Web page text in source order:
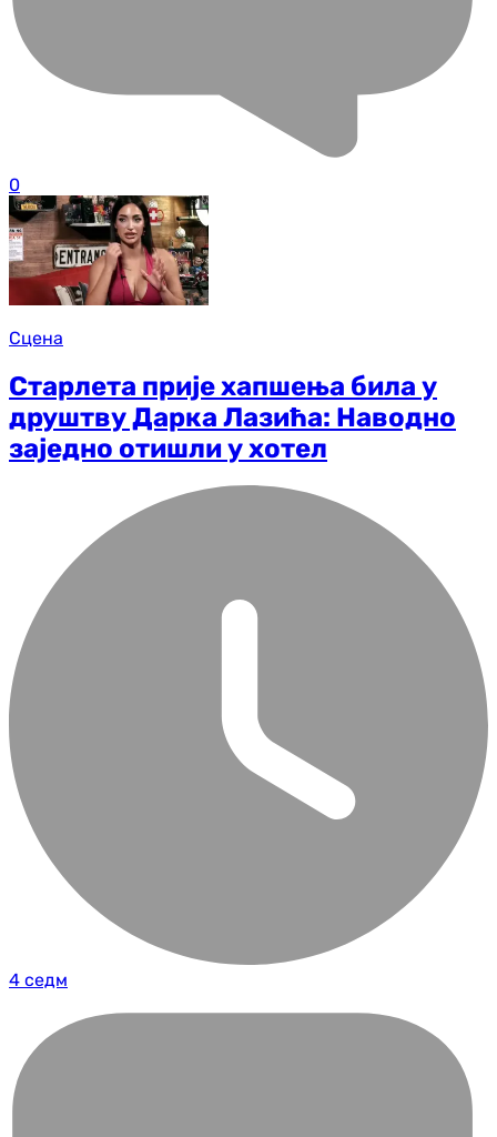
0
Сцена
Старлета прије хапшења била у
друштву Дарка Лазића: Наводно
заједно отишли у хотел
4 седм